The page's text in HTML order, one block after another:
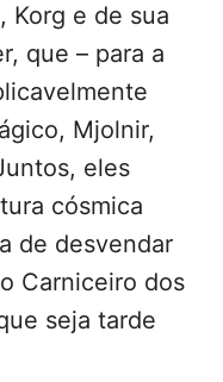
Korg e de sua
que – para a
Mjolnir,
eles
cósmica
de desvendar
Carniceiro dos
seja tarde